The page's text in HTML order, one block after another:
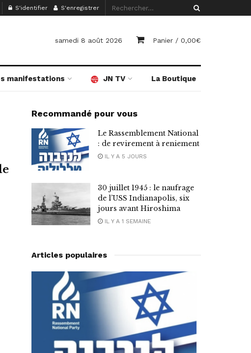
S'identifier S'enregistrer
samedi 8 août 2026 Panier / 0,00€
manifestations JN TV La Boutique
Recommandé pour vous
Le Rassemblement National
: de revirement à reniement
IL Y A 5 JOURS
30 juillet 1945 : le naufrage
de l’USS Indianapolis, six
jours avant Hiroshima
IL Y A 1 SEMAINE
Articles populaires